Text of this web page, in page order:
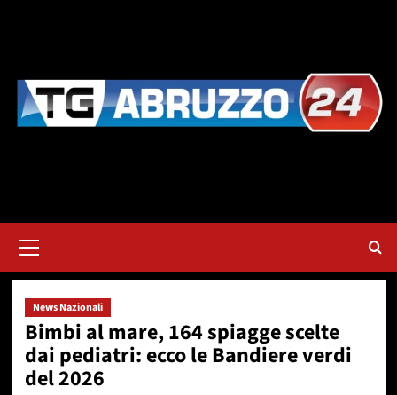
principale
News Nazionali
Bimbi al mare, 164 spiagge scelte
dai pediatri: ecco le Bandiere verdi
del 2026